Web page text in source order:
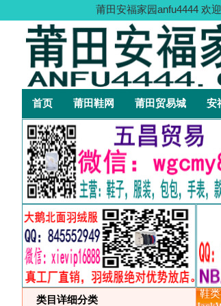
莆田安福家园anfu4444 欢
首页 莆田鞋网 莆田贸易城 安
类目详细分类
鞋